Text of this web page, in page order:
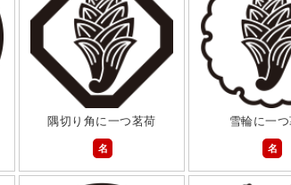
隅切り角に一つ茗荷
名
雪輪に一
名